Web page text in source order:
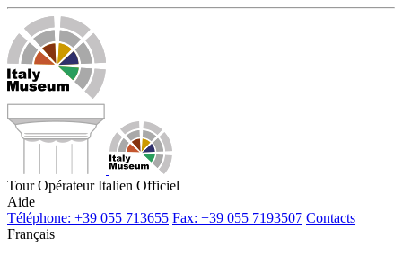
Tour Opérateur Italien Officiel
Aide
Téléphone: +39 055 713655 Fax: +39 055 7193507 Contacts
Français